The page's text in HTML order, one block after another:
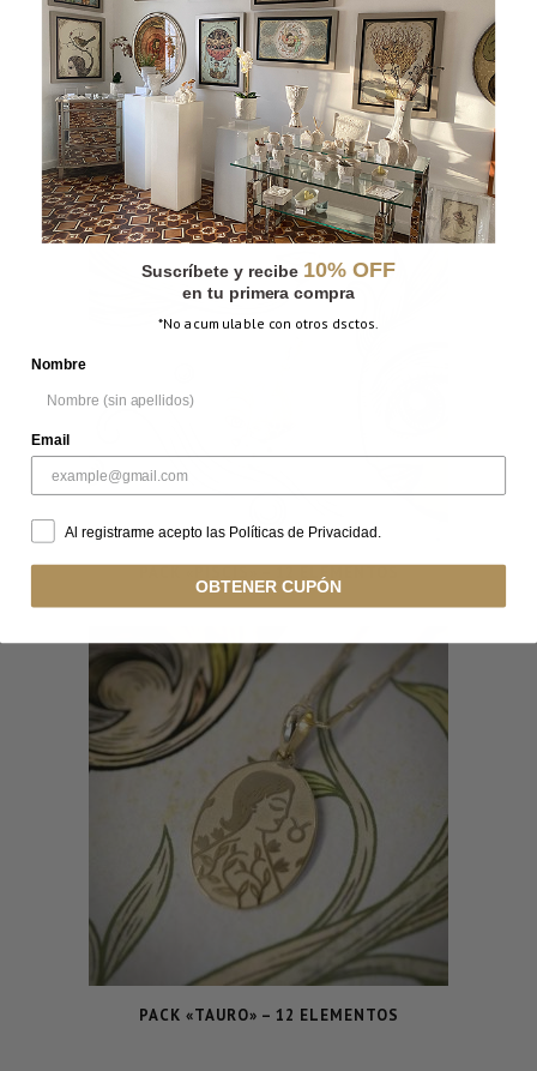
PACK «CÁNCER» – 12 ELEMENTOS
PACK «PISCIS» – 12 ELEMENTOS
PACK «TAURO» – 12 ELEMENTOS
Suscríbete y recibe 10% OFF
en tu primera compra
*No acumulable con otros dsctos.
Nombre
Email
Al registrarme acepto las Políticas de Privacidad.
OBTENER CUPÓN